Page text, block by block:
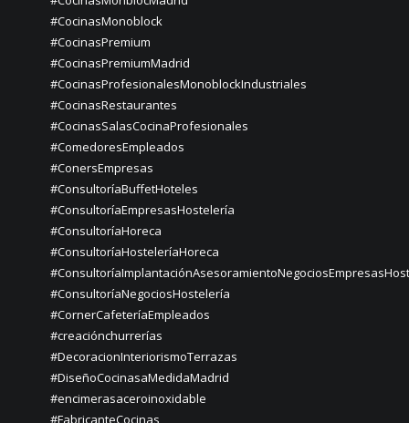
#CocinasMonoblock
#CocinasPremium
#CocinasPremiumMadrid
#CocinasProfesionalesMonoblockIndustriales
#CocinasRestaurantes
#CocinasSalasCocinaProfesionales
#ComedoresEmpleados
#ConersEmpresas
#ConsultoríaBuffetHoteles
#ConsultoríaEmpresasHostelería
#ConsultoríaHoreca
#ConsultoríaHosteleríaHoreca
#ConsultoríaNegociosHostelería
#CornerCafeteríaEmpleados
#creaciónchurrerías
#DecoracionInteriorismoTerrazas
#DiseñoCocinasaMedidaMadrid
#encimerasaceroinoxidable
#FabricanteCocinas